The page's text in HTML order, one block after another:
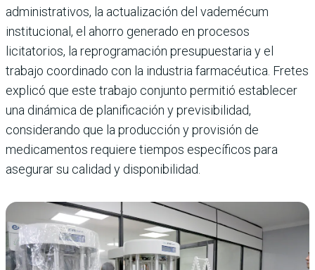
administrativos, la actualización del vademécum
institucional, el ahorro generado en procesos
licitatorios, la reprogramación presupuestaria y el
trabajo coordinado con la industria farmacéutica. Fretes
explicó que este trabajo conjunto permitió establecer
una dinámica de planificación y previsibilidad,
considerando que la producción y provisión de
medicamentos requiere tiempos específicos para
asegurar su calidad y disponibilidad.